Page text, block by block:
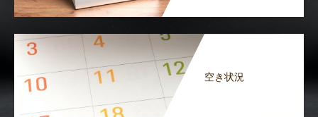
空き状況